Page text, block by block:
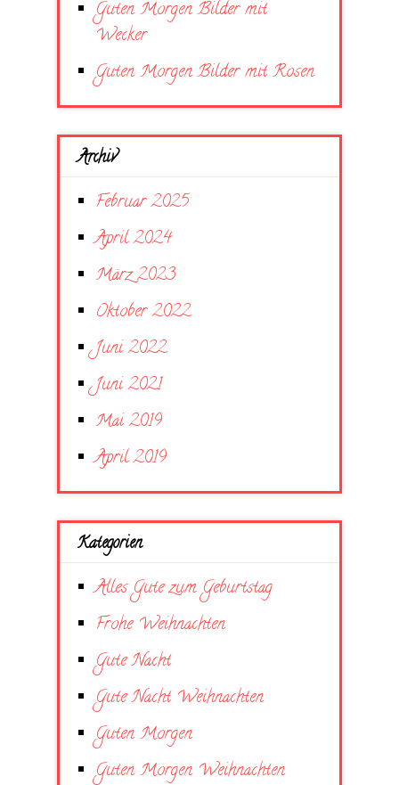
Guten Morgen Bilder mit
Wecker
Guten Morgen Bilder mit Rosen
Archiv
Februar 2025
April 2024
März 2023
Oktober 2022
Juni 2022
Juni 2021
Mai 2019
April 2019
Kategorien
Alles Gute zum Geburtstag
Frohe Weihnachten
Gute Nacht
Gute Nacht Weihnachten
Guten Morgen
Guten Morgen Weihnachten